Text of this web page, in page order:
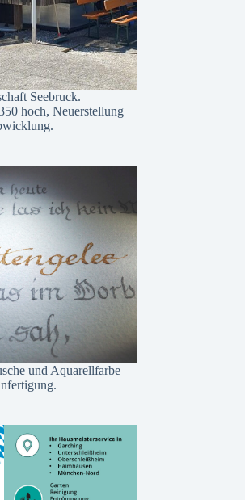
Seebruck.
hoch, Neuerstellung
und Aquarellfarbe